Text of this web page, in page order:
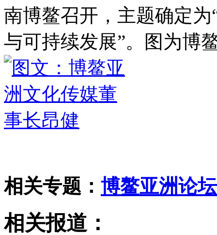
南博鳌召开，主题确定
与可持续发展”。图为博
相关专题： 博鳌亚洲论
相关报道：